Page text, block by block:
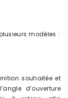
modèles :
souhaitée et
d’ouverture